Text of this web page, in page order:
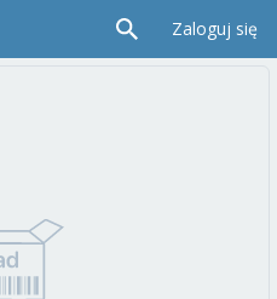
Zaloguj się